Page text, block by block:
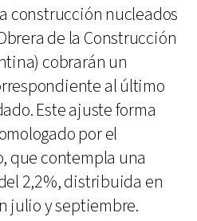
construcción nucleados
de la Construcción
cobrarán un
al último
Este ajuste forma
por el
que contempla una
2,2%, distribuida en
julio y septiembre.